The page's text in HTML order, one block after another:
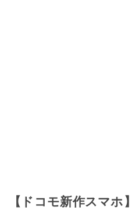
【ドコモ新作スマホ